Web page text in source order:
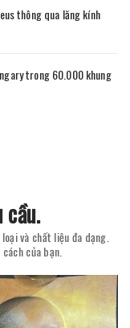
thông qua lăng kính
trong 60.000 khung
cầu.
và chất liệu đa dạng.
của bạn.